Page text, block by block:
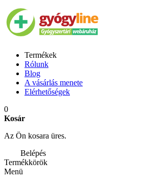
Termékek
Rólunk
Blog
A vásárlás menete
Elérhetőségek
0
Kosár
Az Ön kosara üres.
Belépés
Termékkörök
Menü